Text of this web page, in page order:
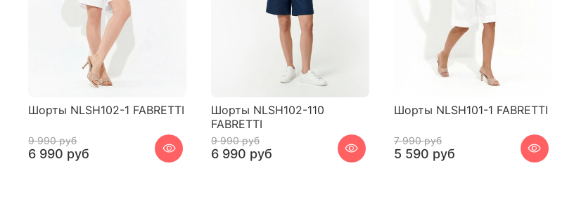
Шорты NLSH102-1 FABRETTI
9 990 руб
6 990 руб
Шорты NLSH102-110
FABRETTI
9 990 руб
6 990 руб
Шорты NLSH101-1 FABRETTI
7 990 руб
5 590 руб